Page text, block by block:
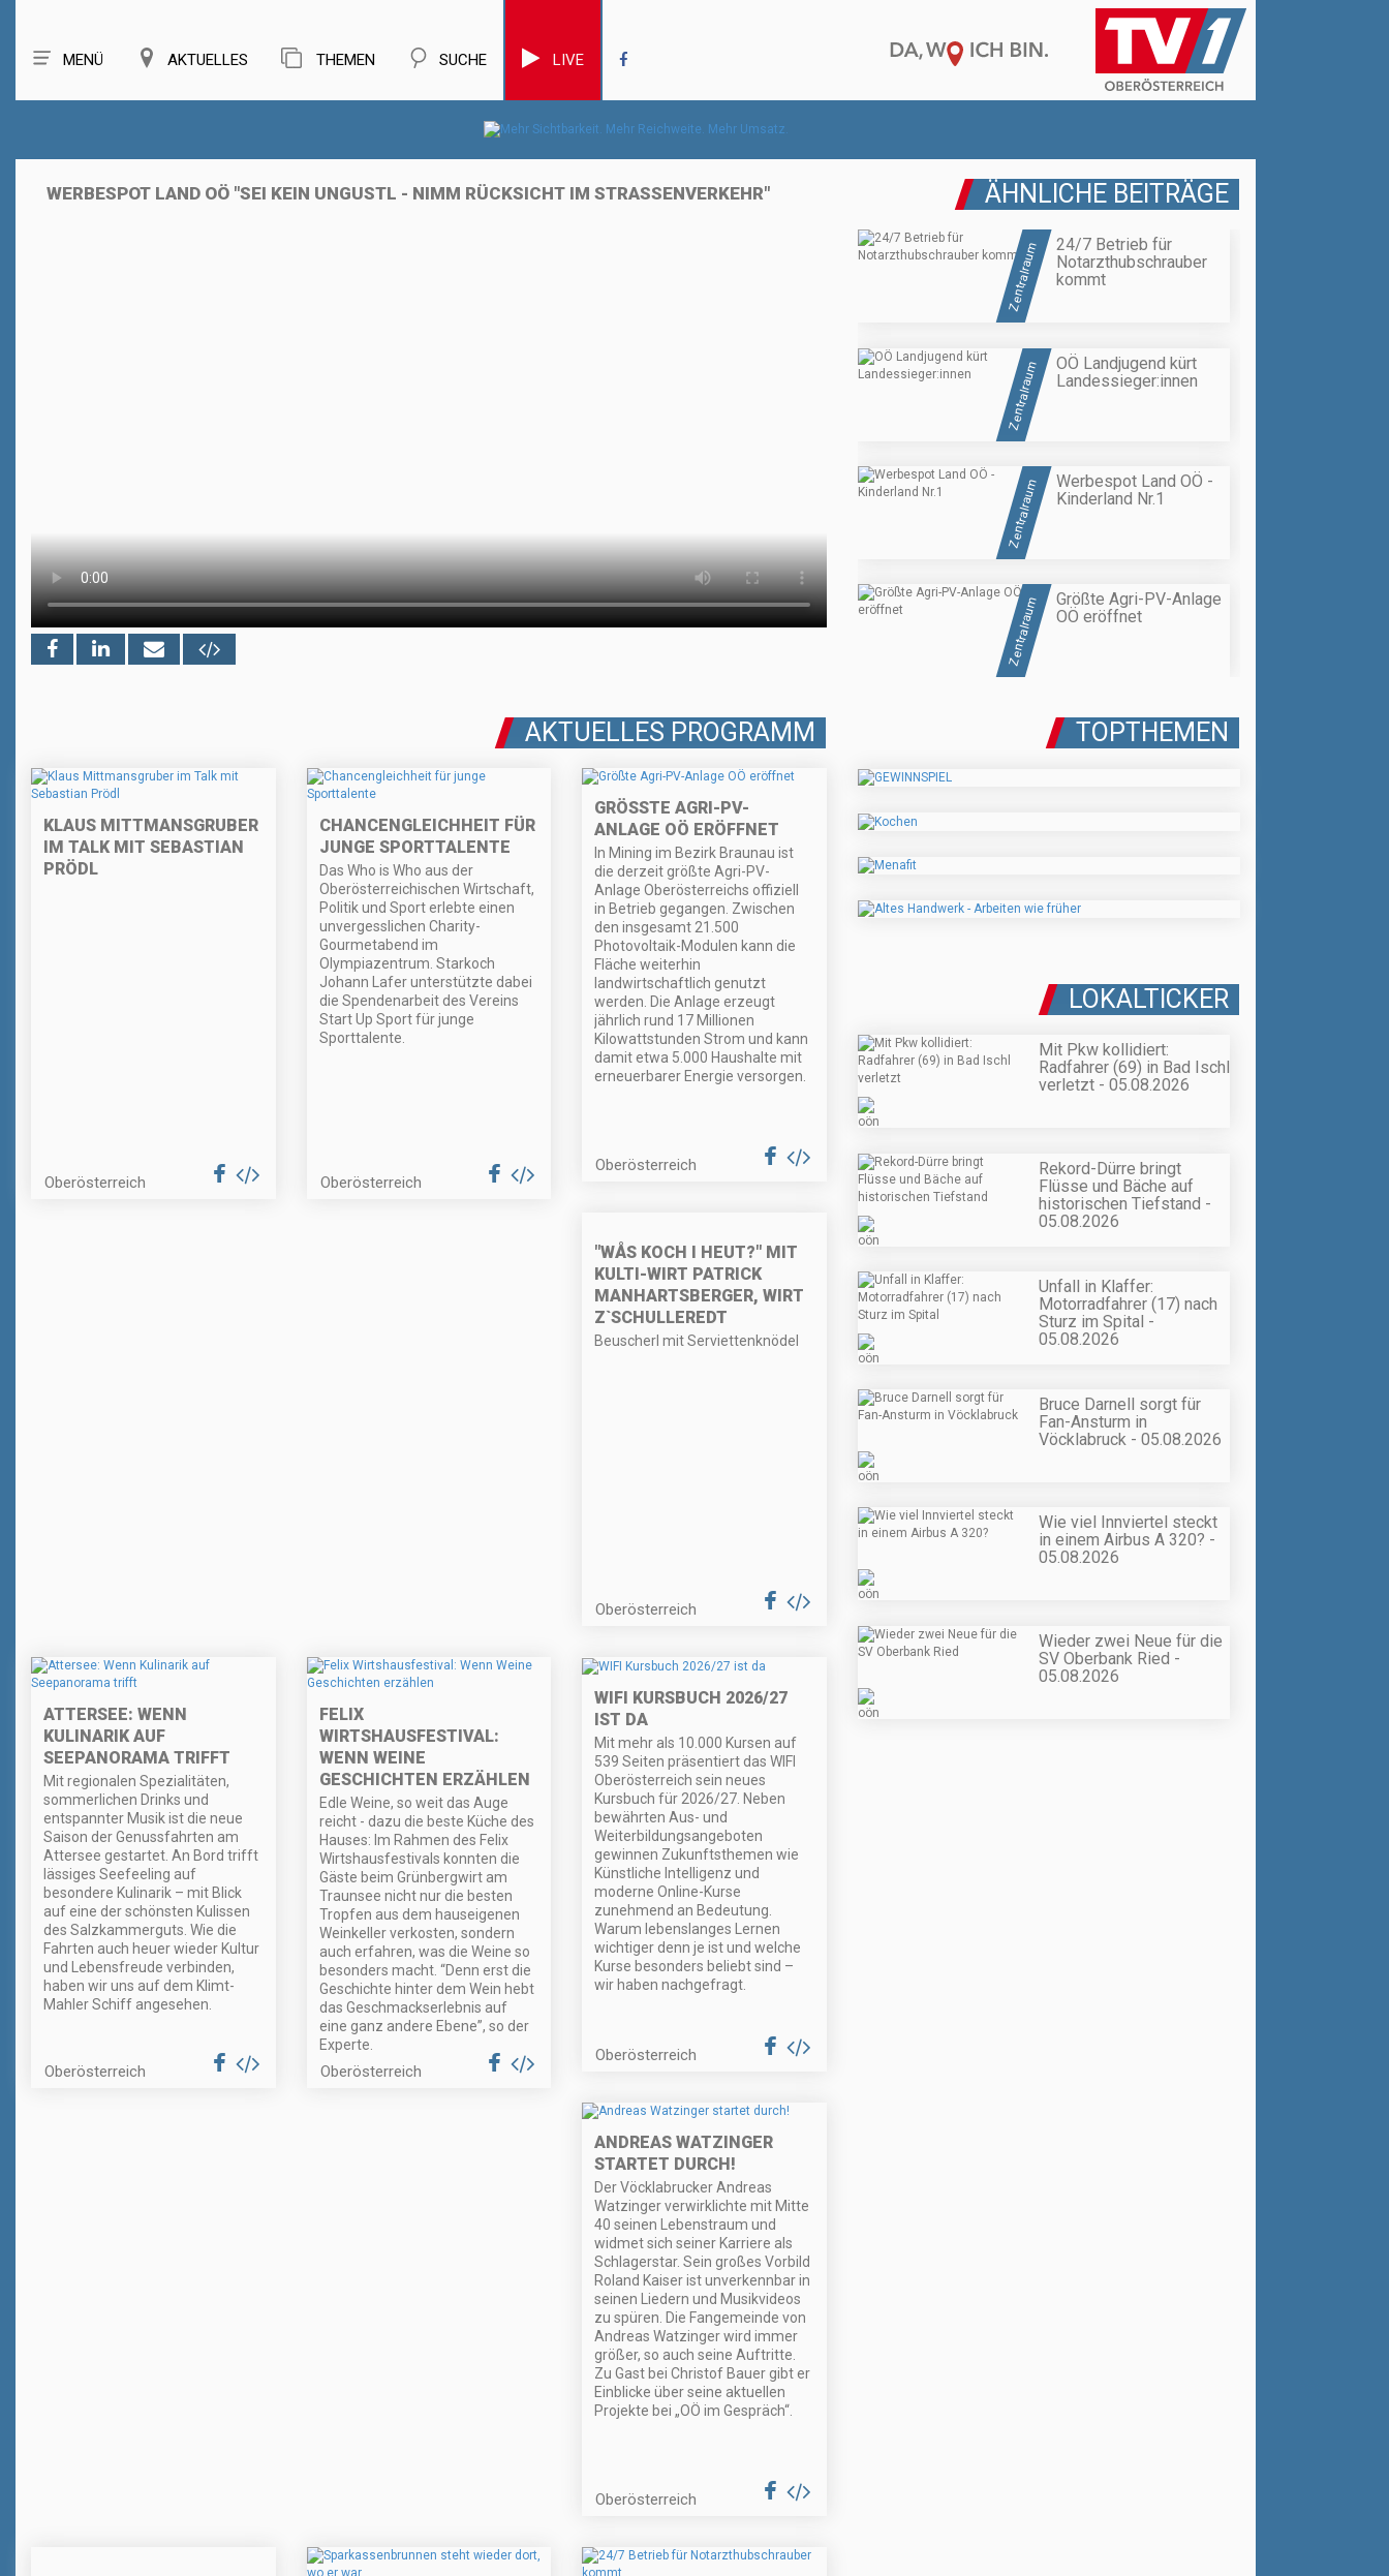
MENÜ AKTUELLES THEMEN SUCHE LIVE
WERBESPOT LAND OÖ "SEI KEIN UNGUSTL - NIMM RÜCKSICHT IM STRASSENVERKEHR" ÄHNLICHE BEITRÄGE
Zentralraum
24/7 Betrieb für
Notarzthubschrauber
kommt
Zentralraum
OÖ Landjugend kürt
Landessieger:innen
Zentralraum
Werbespot Land OÖ -
Kinderland Nr.1
Zentralraum
Größte Agri-PV-Anlage
OÖ eröffnet
AKTUELLES PROGRAMM
KLAUS MITTMANSGRUBER
IM TALK MIT SEBASTIAN
PRÖDL
Oberösterreich
CHANCENGLEICHHEIT FÜR
JUNGE SPORTTALENTE
Das Who is Who aus der
Oberösterreichischen Wirtschaft,
Politik und Sport erlebte einen
unvergesslichen Charity-
Gourmetabend im
Olympiazentrum. Starkoch
Johann Lafer unterstützte dabei
die Spendenarbeit des Vereins
Start Up Sport für junge
Sporttalente.
Oberösterreich
GRÖSSTE AGRI-PV-A
NLAGE OÖ ERÖFFNET
In Mining im Bezirk Braunau ist
die derzeit größte Agri-PV-
Anlage Oberösterreichs offiziell
in Betrieb gegangen. Zwischen
den insgesamt 21.500
Photovoltaik-Modulen kann die
Fläche weiterhin
landwirtschaftlich genutzt
werden. Die Anlage erzeugt
jährlich rund 17 Millionen
Kilowattstunden Strom und kann
damit etwa 5.000 Haushalte mit
erneuerbarer Energie versorgen.
Oberösterreich
"WÅS KOCH I HEUT?" MIT
KULTI-WIRT PATRICK
MANHARTSBERGER, WIRT
Z`SCHULLEREDT
Beuscherl mit Serviettenknödel
Oberösterreich
ATTERSEE: WENN
KULINARIK AUF
SEEPANORAMA TRIFFT
Mit regionalen Spezialitäten,
sommerlichen Drinks und
entspannter Musik ist die neue
Saison der Genussfahrten am
Attersee gestartet. An Bord trifft
lässiges Seefeeling auf
besondere Kulinarik – mit Blick
auf eine der schönsten Kulissen
des Salzkammerguts. Wie die
Fahrten auch heuer wieder Kultur
und Lebensfreude verbinden,
haben wir uns auf dem Klimt-
Mahler Schiff angesehen.
Oberösterreich
FELIX
WIRTSHAUSFESTIVAL:
WENN WEINE
GESCHICHTEN ERZÄHLEN
Edle Weine, so weit das Auge
reicht - dazu die beste Küche des
Hauses: Im Rahmen des Felix
Wirtshausfestivals konnten die
Gäste beim Grünbergwirt am
Traunsee nicht nur die besten
Tropfen aus dem hauseigenen
Weinkeller verkosten, sondern
auch erfahren, was die Weine so
besonders macht. “Denn erst die
Geschichte hinter dem Wein hebt
das Geschmackserlebnis auf
eine ganz andere Ebene”, so der
Experte.
Oberösterreich
WIFI KURSBUCH 2026/27
IST DA
Mit mehr als 10.000 Kursen auf
539 Seiten präsentiert das WIFI
Oberösterreich sein neues
Kursbuch für 2026/27. Neben
bewährten Aus- und
Weiterbildungsangeboten
gewinnen Zukunftsthemen wie
Künstliche Intelligenz und
moderne Online-Kurse
zunehmend an Bedeutung.
Warum lebenslanges Lernen
wichtiger denn je ist und welche
Kurse besonders beliebt sind –
wir haben nachgefragt.
Oberösterreich
ANDREAS WATZINGER
STARTET DURCH!
Der Vöcklabrucker Andreas
Watzinger verwirklichte mit Mitte
40 seinen Lebenstraum und
widmet sich seiner Karriere als
Schlagerstar. Sein großes Vorbild
Roland Kaiser ist unverkennbar in
seinen Liedern und Musikvideos
zu spüren. Die Fangemeinde von
Andreas Watzinger wird immer
größer, so auch seine Auftritte.
Zu Gast bei Christof Bauer gibt er
Einblicke über seine aktuellen
Projekte bei „OÖ im Gespräch“.
Oberösterreich
TOPTHEMEN
LOKALTICKER
Mit Pkw kollidiert:
Radfahrer (69) in Bad Ischl
verletzt - 05.08.2026
Rekord-Dürre bringt
Flüsse und Bäche auf
historischen Tiefstand -
05.08.2026
Unfall in Klaffer:
Motorradfahrer (17) nach
Sturz im Spital -
05.08.2026
Bruce Darnell sorgt für
Fan-Ansturm in
Vöcklabruck - 05.08.2026
Wie viel Innviertel steckt
in einem Airbus A 320? -
05.08.2026
Wieder zwei Neue für die
SV Oberbank Ried -
05.08.2026